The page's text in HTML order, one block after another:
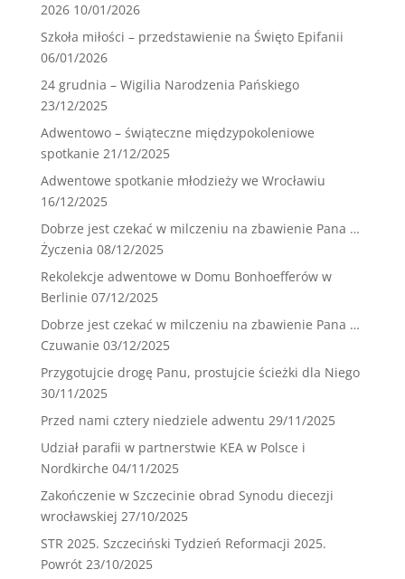
2026 10/01/2026
Szkoła miłości – przedstawienie na Święto Epifanii
06/01/2026
24 grudnia – Wigilia Narodzenia Pańskiego
23/12/2025
Adwentowo – świąteczne międzypokoleniowe
spotkanie 21/12/2025
Adwentowe spotkanie młodzieży we Wrocławiu
16/12/2025
Dobrze jest czekać w milczeniu na zbawienie Pana …
Życzenia 08/12/2025
Rekolekcje adwentowe w Domu Bonhoefferów w
Berlinie 07/12/2025
Dobrze jest czekać w milczeniu na zbawienie Pana …
Czuwanie 03/12/2025
Przygotujcie drogę Panu, prostujcie ścieżki dla Niego
30/11/2025
Przed nami cztery niedziele adwentu 29/11/2025
Udział parafii w partnerstwie KEA w Polsce i
Nordkirche 04/11/2025
Zakończenie w Szczecinie obrad Synodu diecezji
wrocławskiej 27/10/2025
STR 2025. Szczeciński Tydzień Reformacji 2025.
Powrót 23/10/2025